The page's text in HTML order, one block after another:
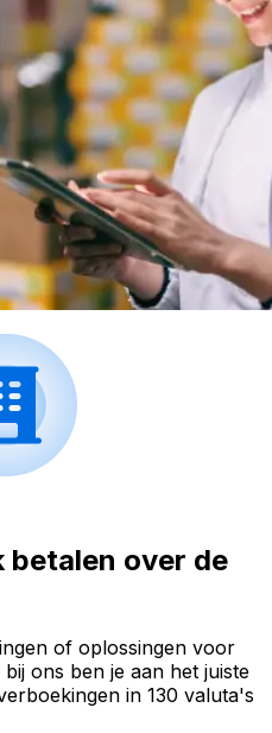
betalen over de
of oplossingen voor
ons ben je aan het juiste
in 130 valuta's